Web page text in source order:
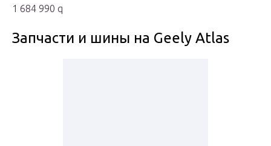
1 684 990 q
Запчасти и шины на Geely Atlas